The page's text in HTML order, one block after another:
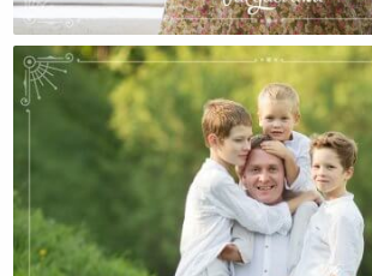
Дети Не Могут Ждать